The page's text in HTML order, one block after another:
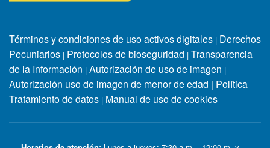
Términos y condiciones de uso activos digitales | Derechos
Pecuniarios | Protocolos de bioseguridad | Transparencia
de la Información | Autorización de uso de imagen |
Autorización uso de imagen de menor de edad | Política
Tratamiento de datos | Manual de uso de cookies